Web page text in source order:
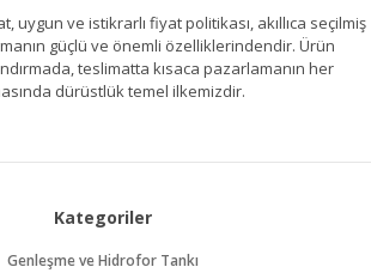
uygun ve istikrarlı fiyat politikası, akıllıca seçilmiş
güçlü ve önemli özelliklerindendir. Ürün
teslimatta kısaca pazarlamanın her
dürüstlük temel ilkemizdir.
Kategoriler
Genleşme ve Hidrofor Tankı